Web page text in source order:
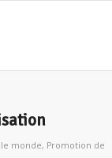
monde, Promotion de